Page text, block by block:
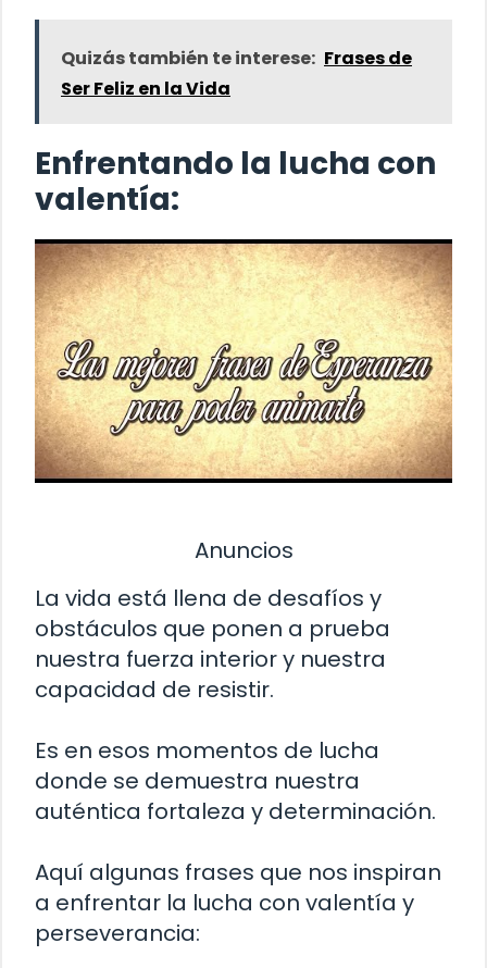
Quizás también te interese: Frases de
Ser Feliz en la Vida
Enfrentando la lucha con
valentía:
Anuncios
La vida está llena de desafíos y
obstáculos que ponen a prueba
nuestra fuerza interior y nuestra
capacidad de resistir.
Es en esos momentos de lucha
donde se demuestra nuestra
auténtica fortaleza y determinación.
Aquí algunas frases que nos inspiran
a enfrentar la lucha con valentía y
perseverancia: